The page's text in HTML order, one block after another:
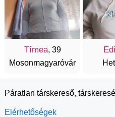
Tímea, 39
Mosonmagyaróvár
Páratlan társkereső,
Elérhetőségek